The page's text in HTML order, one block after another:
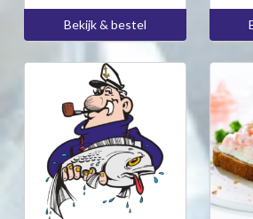
Bekijk & bestel